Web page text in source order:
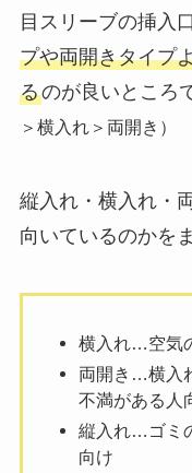
目スリーブの挿入
プや両開きタイプ
るのが良いところ
＞横入れ＞両開き）
縦入れ・横入れ・
向いているのかを
横入れ…空気
両開き…横入
不満がある人
縦入れ…ゴミ
向け